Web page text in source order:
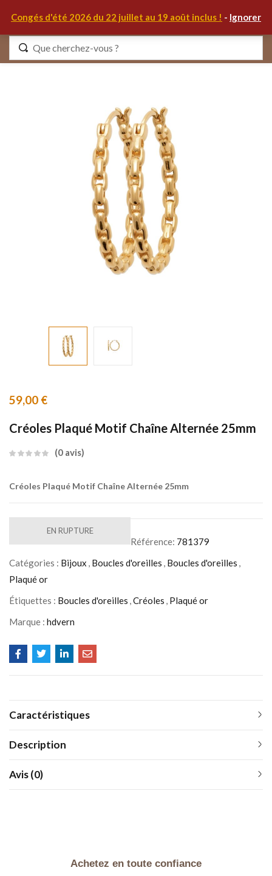
Congés d'été 2026 du 22 juillet au 19 août inclus ! - Ignorer
59,00 €
Créoles Plaqué Motif Chaîne Alternée 25mm
0 avis
Créoles Plaqué Motif Chaîne Alternée 25mm
EN RUPTURE
Référence: 781379
Catégories : Bijoux , Boucles d'oreilles , Boucles d'oreilles ,
Plaqué or
Étiquettes : Boucles d'oreilles ,Créoles , Plaqué or
Marque : hdvern
Caractéristiques
Description
Avis (0)
Achetez en toute confiance
Identifiez-vous
Se souvenir de moi Mot de passe oublié ?
S'IDENTIFIER
MON COMPTE